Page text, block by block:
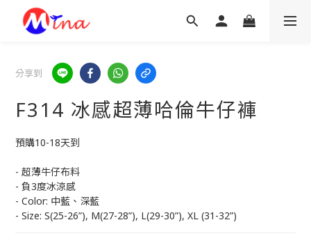
分享到
F314 冰感超薄哈倫牛仔褲
預購10-18天到
- 超薄牛仔布料
- 負3度冰涼感
- Color: 中藍、深藍
- Size: S(25-26”), M(27-28”), L(29-30”), XL (31-32”)